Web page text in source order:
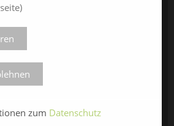
zum Datenschutz